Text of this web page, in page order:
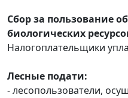
Сбор за пользование
биологических
Налогоплательщики
Лесные подати:
- лесопользователи,